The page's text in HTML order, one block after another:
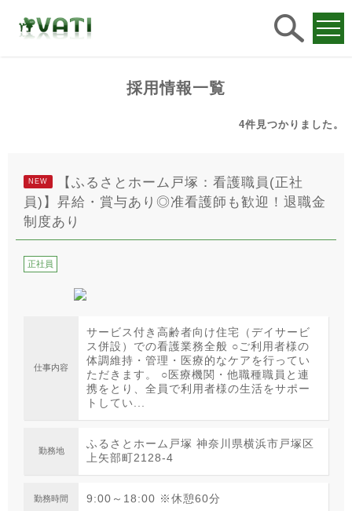
採用情報一覧
4件 見つかりました。
NEW
【ふるさとホーム戸塚：看護職員(正社
員)】昇給・賞与あり◎准看護師も歓迎！退職金
制度あり
正社員
仕事内容
サービス付き高齢者向け住宅（デイサービ
ス併設）での看護業務全般 ○ご利用者様の
体調維持・管理・医療的なケアを行ってい
ただきます。 ○医療機関・他職種職員と連
携をとり、全員で利用者様の生活をサポー
トしてい...
勤務地
ふるさとホーム戸塚 神奈川県横浜市戸塚区
上矢部町2128-4
勤務時間 9:00～18:00 ※休憩60分